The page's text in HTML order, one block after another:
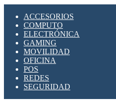
SUPRESOR DE
APLICACIONES
ACCESORIOS
COMPUTO
ELECTRÓNICA
GAMING
MOVILIDAD
OFICINA
POS
REDES
SEGURIDAD